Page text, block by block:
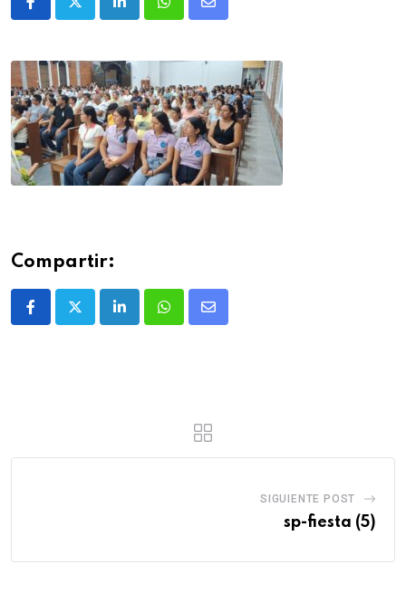
Compartir:
SIGUIENTE POST
sp-fiesta (5)